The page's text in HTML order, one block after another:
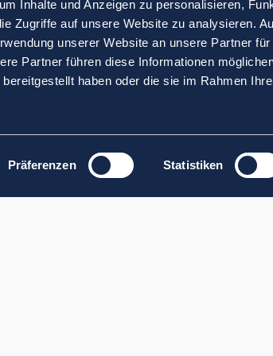
Inhalte und Anzeigen zu personalisieren,
Zugriffe auf unsere Website zu analysieren.
unserer Website an unsere Partner
Partner führen diese Informationen
haben oder die sie im Rahmen
Präferenzen Statistiken